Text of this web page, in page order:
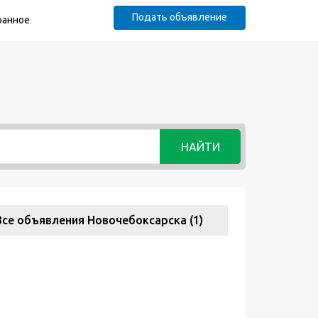
Подать объявление
НАЙТИ
объявления Новочебоксарска (1)